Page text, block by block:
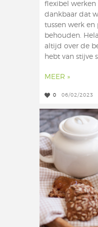
flexibel werken
dankbaar dat
tussen werk en
behouden.
altijd over de
hebt van stijve
MEER »
0 06/02/2023